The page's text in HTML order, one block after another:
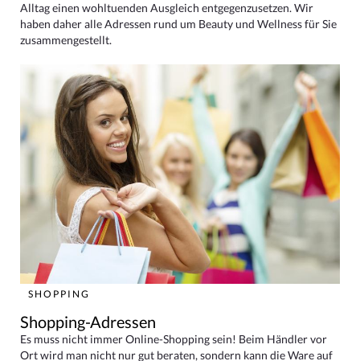
Alltag einen wohltuenden Ausgleich entgegenzusetzen. Wir
haben daher alle Adressen rund um Beauty und Wellness für Sie
zusammengestellt.
SHOPPING
Shopping-Adressen
Es muss nicht immer Online-Shopping sein! Beim Händler vor
Ort wird man nicht nur gut beraten, sondern kann die Ware auf